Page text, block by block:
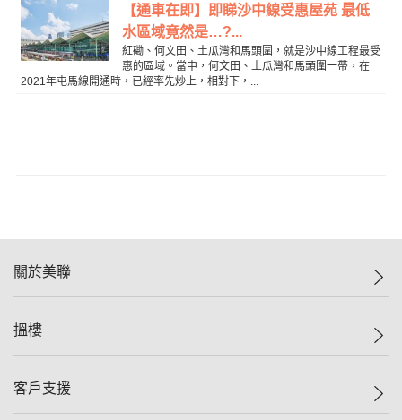
【通車在即】即睇沙中線受惠屋苑 最低
水區域竟然是…?...
紅磡、何文田、土瓜灣和馬頭圍，就是沙中線工程最受
惠的區域。當中，何文田、土瓜灣和馬頭圍一帶，在
2021年屯馬線開通時，已經率先炒上，相對下，...
關於美聯
美聯集團
人才招募
搵樓
一手新盤
客戶支援